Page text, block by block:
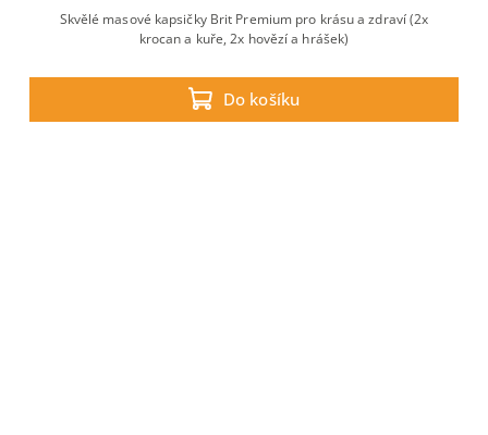
Do košíku
Skvělé masové kapsičky Brit Premium pro krásu a zdraví (2x
krocan a kuře, 2x hovězí a hrášek)